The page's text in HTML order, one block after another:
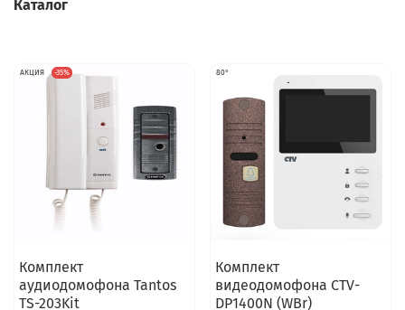
АКЦИЯ -35%
Комплект
аудиодомофона Tantos
TS-203Kit
80°
Комплект
видеодомофона CTV-
DP1400N (WBr)
Каталог